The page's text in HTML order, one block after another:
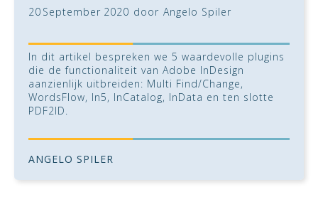
20 September 2020 door Angelo Spiler
In dit artikel bespreken we 5 waardevolle plugins
die de functionaliteit van Adobe InDesign
aanzienlijk uitbreiden: Multi Find/Change,
WordsFlow, In5, InCatalog, InData en ten slotte
PDF2ID.
ANGELO SPILER